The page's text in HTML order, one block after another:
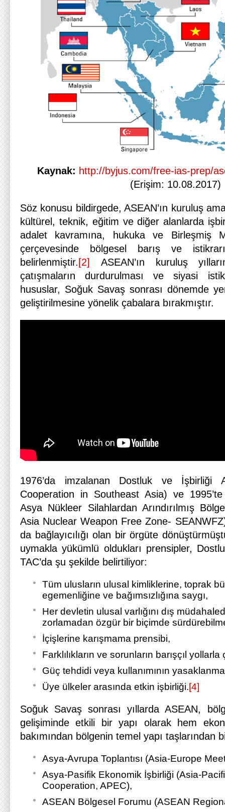
Kaynak: http://byjus.com/free-ias-prep/
(Erişim: 10.08.2017)
Söz konusu bildirgede, ASEAN’ın kuruluş
kültürel, teknik, eğitim ve diğer alanlarda
adalet kavramına, hukuka ve Birleşmiş
çerçevesinde bölgesel barış ve
belirlenmiştir. [2]
ASEAN’ın kuruluş
çatışmaların durdurulması ve siyasi
hususlar, Soğuk Savaş sonrası dönemde
geliştirilmesine yönelik çabalara bırakmıştır.
1976’da imzalanan Dostluk ve İşbirliği
Cooperation in Southeast Asia) ve
Asya Nükleer Silahlardan Arındırılmış
Asia Nuclear Weapon Free Zone-
da bağlayıcılığı olan bir örgüte
uymakla yükümlü oldukları prensipler,
TAC’da şu şekilde belirtiliyor:
Tüm ulusların ulusal kimliklerine, toprak
egemenliğine ve bağımsızlığına saygı,
Her devletin ulusal varlığını dış
zorlamadan özgür bir biçimde
İçişlerine karışmama prensibi,
Farklılıkların ve sorunların barışçıl
Güç tehdidi veya kullanımının
Üye ülkeler arasında etkin işbirliği.[4]
Soğuk Savaş sonrası yıllarda ASEAN,
gelişiminde etkili bir yapı olarak hem
bakımından bölgenin temel yapı taşlarından
Asya-Avrupa Toplantısı (Asia-Europe
Asya-Pasifik Ekonomik İşbirliği (Asia-
Cooperation, APEC),
ASEAN Bölgesel Forumu (ASEAN